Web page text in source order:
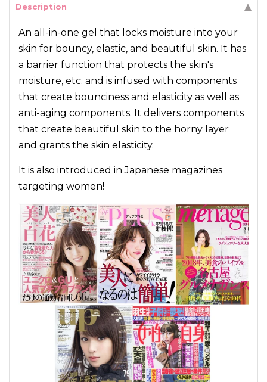
Description
An all-in-one gel that locks moisture into your
skin for bouncy, elastic, and beautiful skin. It has
a barrier function that protects the skin's
moisture, etc. and is infused with components
that create bounciness and elasticity as well as
anti-aging components. It delivers components
that create beautiful skin to the horny layer
and grants the skin elasticity.
It is also introduced in Japanese magazines
targeting women!